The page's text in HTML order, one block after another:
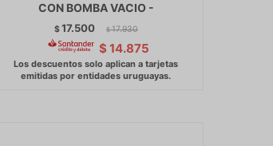
CON BOMBA VACIO -
$17.500 $ 17.930
$ 14.875